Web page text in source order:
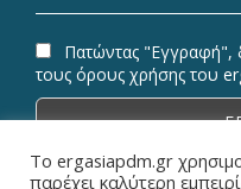
Πατώντας "Εγγραφή",
τους όρους χρήσης του
Το ergasiapdm.gr
παρέχει καλύτερη